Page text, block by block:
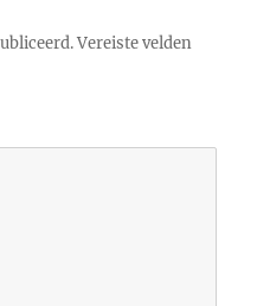
Vereiste velden